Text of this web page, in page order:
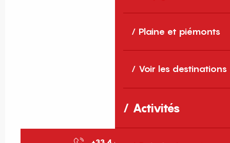
Plaine et piémonts
Voir les destinations
Activités